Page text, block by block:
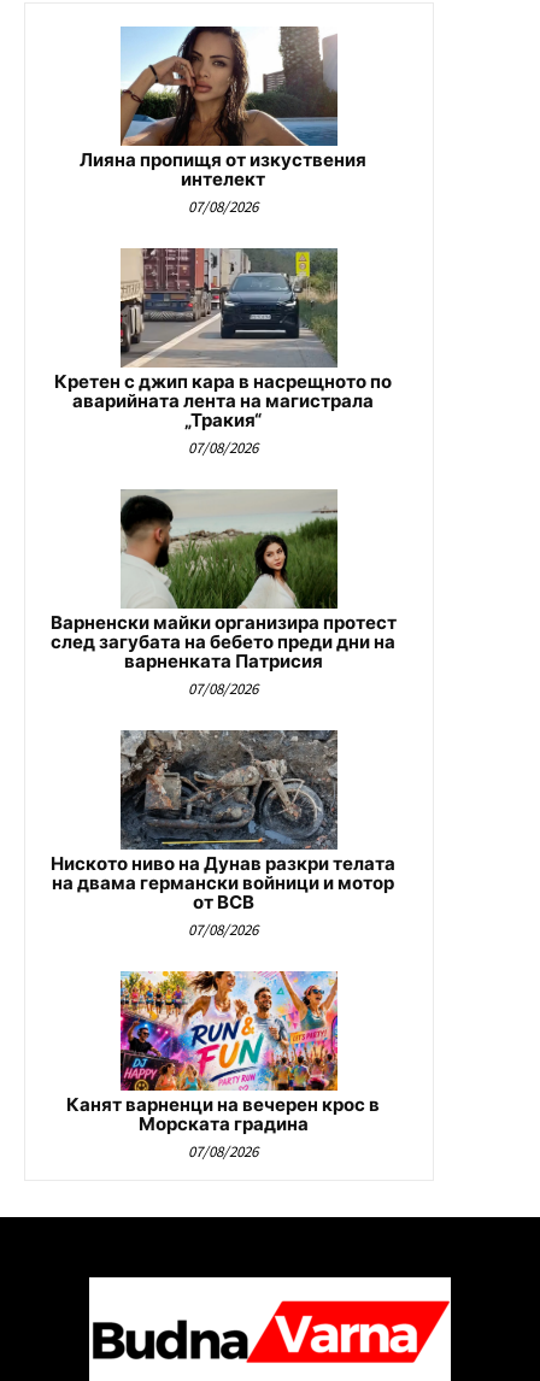
Лияна пропищя от изкуствения
интелект
07/08/2026
Кретен с джип кара в насрещното по
аварийната лента на магистрала
„Тракия“
07/08/2026
Варненски майки организира протест
след загубата на бебето преди дни на
варненката Патрисия
07/08/2026
Ниското ниво на Дунав разкри телата
на двама германски войници и мотор
от ВСВ
07/08/2026
Канят варненци на вечерен крос в
Морската градина
07/08/2026